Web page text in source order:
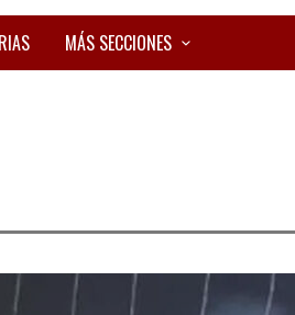
MÁS SECCIONES